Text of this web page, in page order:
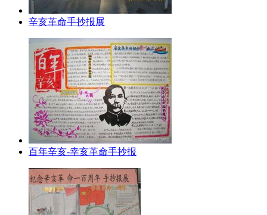
辛亥革命手抄报展
百年辛亥-幸亥革命手抄报